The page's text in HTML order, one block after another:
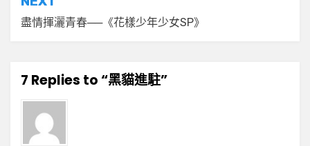
覽
盡情揮灑青春──《花樣少年少女SP》
7 Replies to “黑貓進駐”